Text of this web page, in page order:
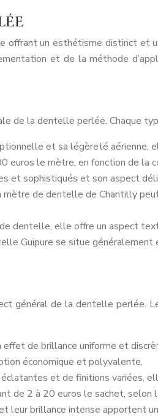
un esthétisme distinct et
et de la méthode
de la dentelle perlée. Chaque
et sa légèreté
euros le mètre, en fonction de
et sophistiqués et son aspect
de dentelle de Chantilly
dentelle, elle offre un aspect
Guipure se situe
général de la dentelle
de brillance uniforme et
économique et polyvalente.
éclatantes et de finitions
de 2 à 20 euros le sachet,
leur brillance intense apportent